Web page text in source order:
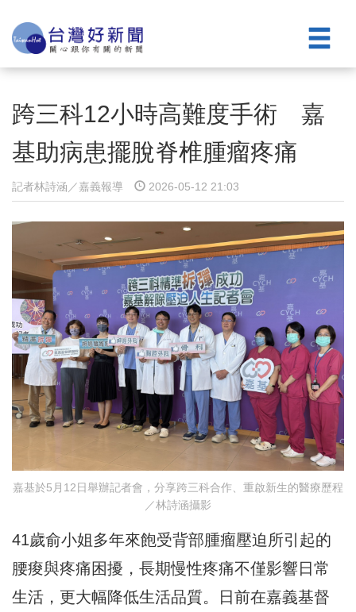
跨三科12小時高難度手術 嘉
基助病患擺脫脊椎腫瘤疼痛
記者林詩涵／嘉義報導 2026-05-12 21:03
嘉基於5月12日舉辦記者會，分享跨三科合作、重啟新生的醫療歷程
／林詩涵攝影
41歲俞小姐多年來飽受背部腫瘤壓迫所引起的
腰痠與疼痛困擾，長期慢性疼痛不僅影響日常
生活，更大幅降低生活品質。日前在嘉義基督